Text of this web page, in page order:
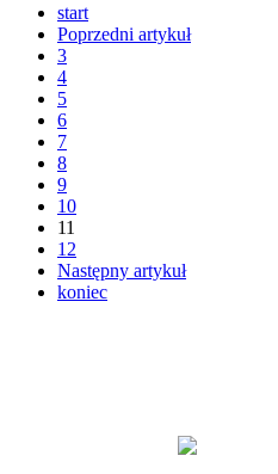
start
Poprzedni artykuł
3
4
5
6
7
8
9
10
11
12
Następny artykuł
koniec